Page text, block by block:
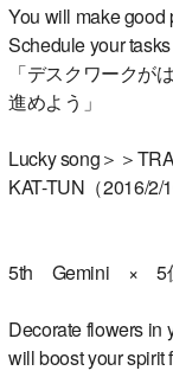
You will make good
Schedule your
「デスクワークが
進めよう」
Lucky song＞＞
KAT-TUN（2016/2/
5th Gemini × 5
Decorate flowers in
will boost your spirit